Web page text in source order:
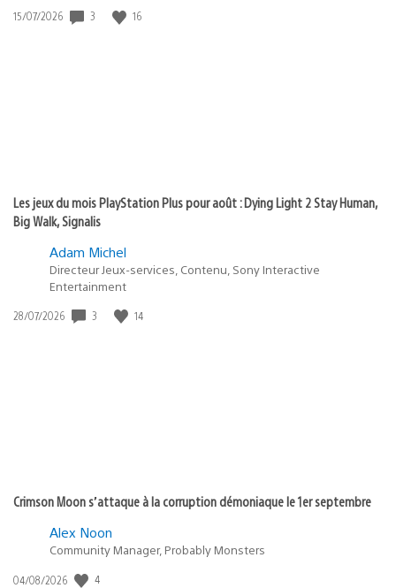
Date
15/07/2026 3 16
Les jeux du mois PlayStation Plus pour août : Dying Light 2 Stay Human,
Big Walk, Signalis
Adam Michel
Directeur Jeux-services, Contenu, Sony Interactive
Entertainment
Date
28/07/2026 3 14
Crimson Moon s’attaque à la corruption démoniaque le 1er septembre
Alex Noon
Community Manager, Probably Monsters
Date
04/08/2026 4